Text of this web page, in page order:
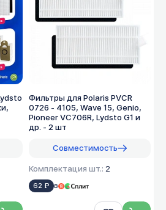
Фильтры для Polaris PVCR
0726 - 4105, Wave 15, Genio,
Pioneer VC706R, Lydsto G1 и
др. - 2 шт
Совместимость
Комплектация шт.: 2
62 ₽ в